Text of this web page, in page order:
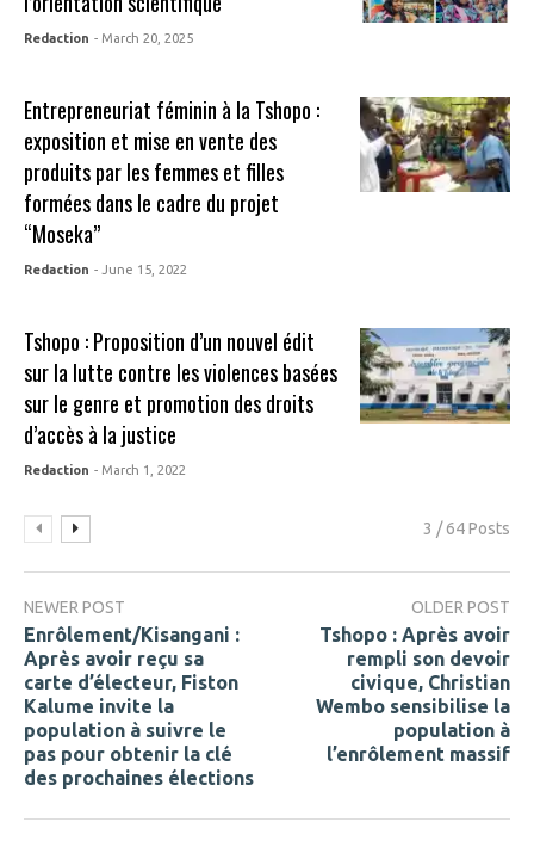
Redaction - March 20, 2025
Entrepreneuriat féminin à la Tshopo :
exposition et mise en vente des
produits par les femmes et filles
formées dans le cadre du projet
“Moseka”
Redaction - June 15, 2022
Tshopo : Proposition d’un nouvel édit
sur la lutte contre les violences basées
sur le genre et promotion des droits
d’accès à la justice
Redaction - March 1, 2022
3 / 64 Posts
NEWER POST
Enrôlement/Kisangani :
Après avoir reçu sa
carte d’électeur, Fiston
Kalume invite la
population à suivre le
pas pour obtenir la clé
des prochaines élections
OLDER POST
Tshopo : Après avoir
rempli son devoir
civique, Christian
Wembo sensibilise la
population à
l’enrôlement massif